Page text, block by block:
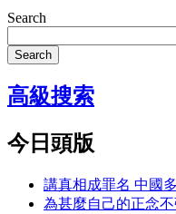
Search
Search
高級搜索
今日頭版
講真相成罪名 中國
為甚麼自己的正念不